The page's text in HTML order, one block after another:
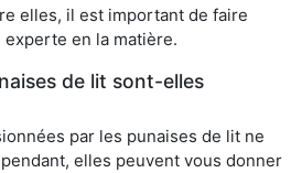
elles, il est important de faire
en la matière.
de lit sont-elles
par les punaises de lit ne
elles peuvent vous donner